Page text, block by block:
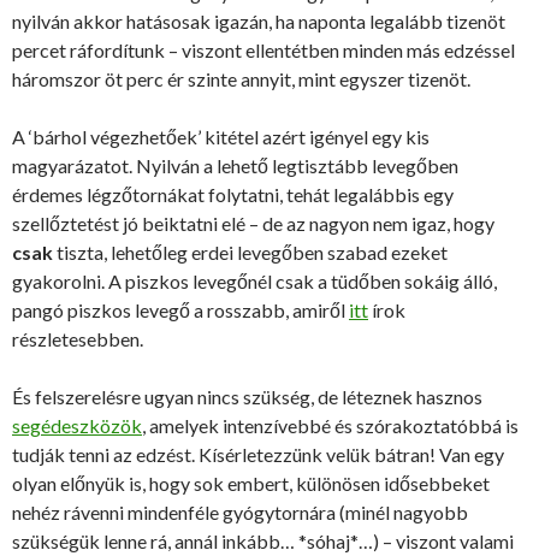
nyilván akkor hatásosak igazán, ha naponta legalább tizenöt
percet ráfordítunk – viszont ellentétben minden más edzéssel
háromszor öt perc ér szinte annyit, mint egyszer tizenöt.
A ‘bárhol végezhetőek’ kitétel azért igényel egy kis
magyarázatot. Nyilván a lehető legtisztább levegőben
érdemes légzőtornákat folytatni, tehát legalábbis egy
szellőztetést jó beiktatni elé – de az nagyon nem igaz, hogy
csaktiszta, lehetőleg erdei levegőben szabad ezeket
gyakorolni. A piszkos levegőnél csak a tüdőben sokáig álló,
pangó piszkos levegő a rosszabb, amiről itt írok
részletesebben.
És felszerelésre ugyan nincs szükség, de léteznek hasznos
segédeszközök , amelyek intenzívebbé és szórakoztatóbbá is
tudják tenni az edzést. Kísérletezzünk velük bátran! Van egy
olyan előnyük is, hogy sok embert, különösen idősebbeket
nehéz rávenni mindenféle gyógytornára (minél nagyobb
szükségük lenne rá, annál inkább… *sóhaj*…) – viszont valami